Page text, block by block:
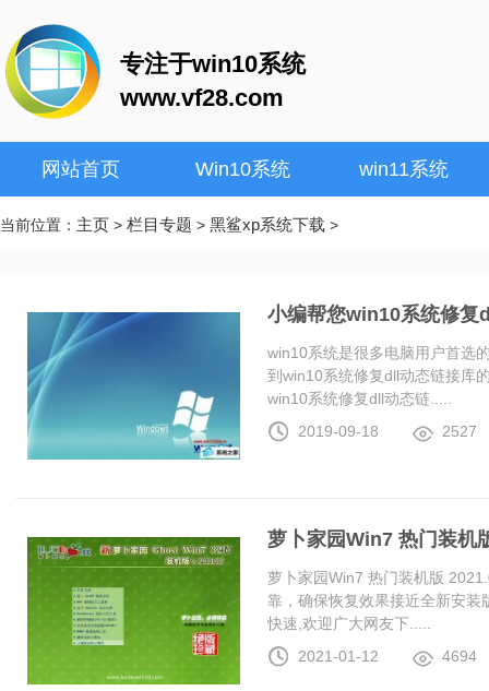
专注于win10系统
www.vf28.com
网站首页 Win10系统 win11系统
当前位置： 主页 > 栏目专题 > 黑鲨xp系统下载 >
小编帮您win10系统修复
win10系统是很多电脑用户首选
到win10系统修复dll动态链接库
win10系统修复dll动态链.....
2019-09-18
2527
萝卜家园Win7 热门装机
萝卜家园Win7 热门装机版
靠，确保恢复效果接近全新安
快速,欢迎广大网友下.....
2021-01-12
4694